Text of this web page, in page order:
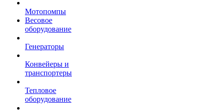
Мотопомпы
Весовое
оборудование
Генераторы
Конвейеры и
транспортеры
Тепловое
оборудование